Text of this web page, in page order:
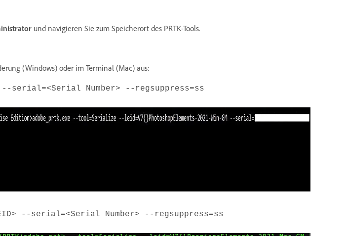
und navigieren Sie zum Speicherort des PRTK-Tools.
(Windows) oder im Terminal (Mac) aus:
Number> --regsuppress=ss
--serial=<Serial Number> --regsuppress=ss